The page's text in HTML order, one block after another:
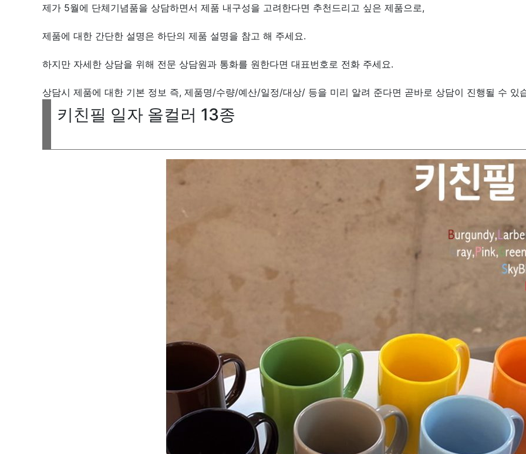
제가 5월에 단체기념품을 상담하면서 제품 내구성을 고려한다면 추천드리고 싶은 제품으로,
제품에 대한 간단한 설명은 하단의 제품 설명을 참고 해 주세요.
하지만 자세한 상담을 위해 전문 상담원과 통화를 원한다면 대표번호로 전화 주세요.
상담시 제품에 대한 기본 정보 즉, 제품명/수량/예산/일정/대상/ 등을 미리 알려 준다면 곧바로 상담이 진행될 수 있
키친필 일자 올컬러 13종